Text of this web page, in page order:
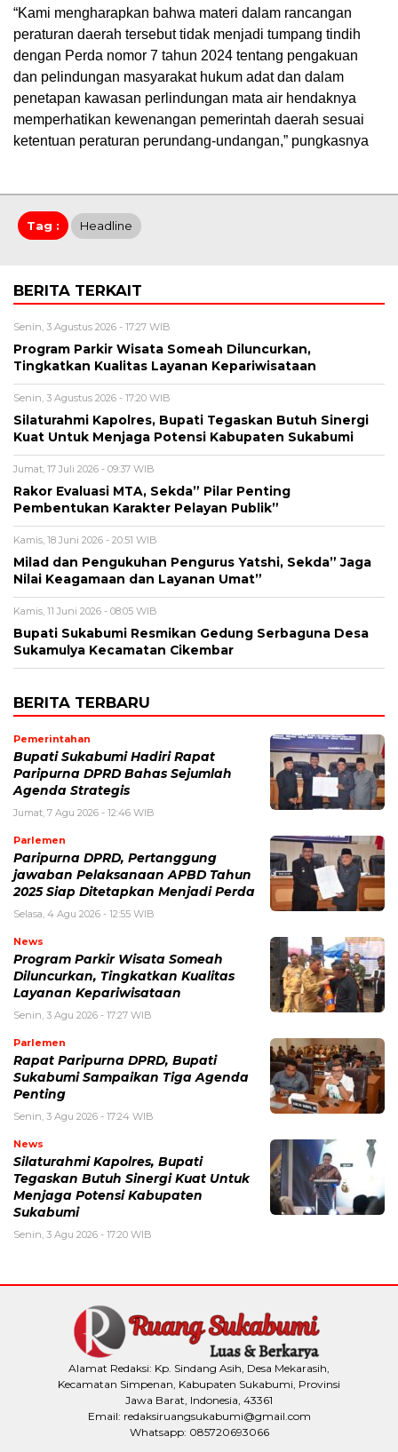
“Kami mengharapkan bahwa materi dalam rancangan
peraturan daerah tersebut tidak menjadi tumpang tindih
dengan Perda nomor 7 tahun 2024 tentang pengakuan
dan pelindungan masyarakat hukum adat dan dalam
penetapan kawasan perlindungan mata air hendaknya
memperhatikan kewenangan pemerintah daerah sesuai
ketentuan peraturan perundang-undangan,” pungkasnya
Tag : Headline
BERITA TERKAIT
Senin, 3 Agustus 2026 - 17:27 WIB
Program Parkir Wisata Someah Diluncurkan,
Tingkatkan Kualitas Layanan Kepariwisataan
Senin, 3 Agustus 2026 - 17:20 WIB
Silaturahmi Kapolres, Bupati Tegaskan Butuh Sinergi
Kuat Untuk Menjaga Potensi Kabupaten Sukabumi
Jumat, 17 Juli 2026 - 09:37 WIB
Rakor Evaluasi MTA, Sekda” Pilar Penting
Pembentukan Karakter Pelayan Publik”
Kamis, 18 Juni 2026 - 20:51 WIB
Milad dan Pengukuhan Pengurus Yatshi, Sekda” Jaga
Nilai Keagamaan dan Layanan Umat”
Kamis, 11 Juni 2026 - 08:05 WIB
Bupati Sukabumi Resmikan Gedung Serbaguna Desa
Sukamulya Kecamatan Cikembar
BERITA TERBARU
Pemerintahan
Bupati Sukabumi Hadiri Rapat
Paripurna DPRD Bahas Sejumlah
Agenda Strategis
Jumat, 7 Agu 2026 - 12:46 WIB
Parlemen
Paripurna DPRD, Pertanggung
jawaban Pelaksanaan APBD Tahun
2025 Siap Ditetapkan Menjadi Perda
Selasa, 4 Agu 2026 - 12:55 WIB
News
Program Parkir Wisata Someah
Diluncurkan, Tingkatkan Kualitas
Layanan Kepariwisataan
Senin, 3 Agu 2026 - 17:27 WIB
Parlemen
Rapat Paripurna DPRD, Bupati
Sukabumi Sampaikan Tiga Agenda
Penting
Senin, 3 Agu 2026 - 17:24 WIB
News
Silaturahmi Kapolres, Bupati
Tegaskan Butuh Sinergi Kuat Untuk
Menjaga Potensi Kabupaten
Sukabumi
Senin, 3 Agu 2026 - 17:20 WIB
Alamat Redaksi: Kp. Sindang Asih, Desa Mekarasih,
Kecamatan Simpenan, Kabupaten Sukabumi, Provinsi
Jawa Barat, Indonesia, 43361
Email: redaksiruangsukabumi@gmail.com
Whatsapp: 085720693066